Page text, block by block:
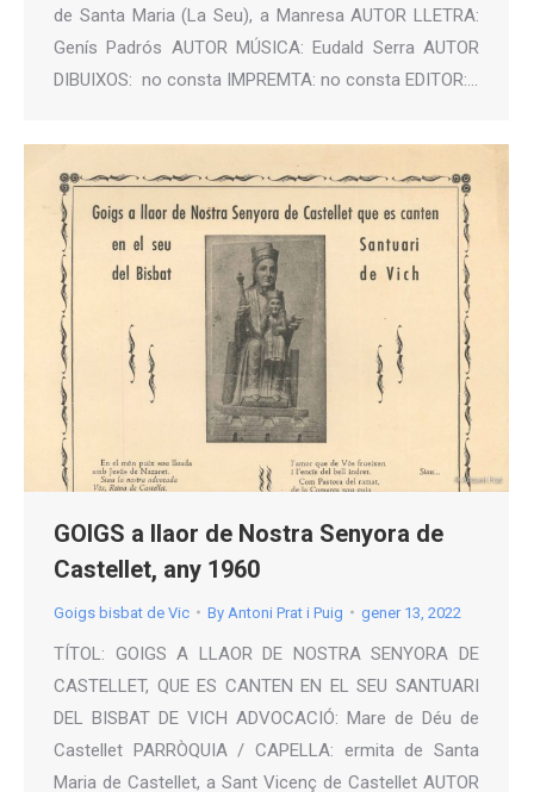
de Santa Maria (La Seu), a Manresa AUTOR LLETRA:
Genís Padrós AUTOR MÚSICA: Eudald Serra AUTOR
DIBUIXOS: no consta IMPREMTA: no consta EDITOR:…
GOIGS a llaor de Nostra Senyora de
Castellet, any 1960
Goigs bisbat de Vic By Antoni Prat i Puig gener 13, 2022
TÍTOL: GOIGS A LLAOR DE NOSTRA SENYORA DE
CASTELLET, QUE ES CANTEN EN EL SEU SANTUARI
DEL BISBAT DE VICH ADVOCACIÓ: Mare de Déu de
Castellet PARRÒQUIA / CAPELLA: ermita de Santa
Maria de Castellet, a Sant Vicenç de Castellet AUTOR